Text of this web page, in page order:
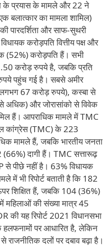
के प्रयास के मामले और 22 ने
बलात्कार का मामला शामिल)
पारदर्शिता और साफ-सुथरी
करोड़पति वित्तीय पक्ष और
(52%) करोड़पति हैं। सभी
करोड़ रुपये है, जबकि प्रति
पहुंच गई है। सबसे अमीर
67 करोड़ रुपये), कस्बा से
और जोरासांको से विवेक
हैं। आपराधिक मामले में TMC
कांग्रेस (TMC) के 223
मामले हैं, जबकि भारतीय जनता
(66%) दागी हैं। TMC सत्तारूढ़
से पीछे नहीं है। 63% विधायक
में भी रिपोर्ट बताती है कि 182
शिक्षित हैं, जबकि 104 (36%)
महिलाओं की संख्या मात्र 45
यह रिपोर्ट 2021 विधानसभा
पर आधारित है, लेकिन
दलों पर दबाव बढ़ा है।